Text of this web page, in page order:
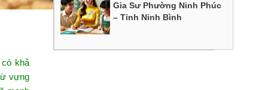
khả
vựng
Gia Sư Phường Ninh Phúc
– Tỉnh Ninh Bình